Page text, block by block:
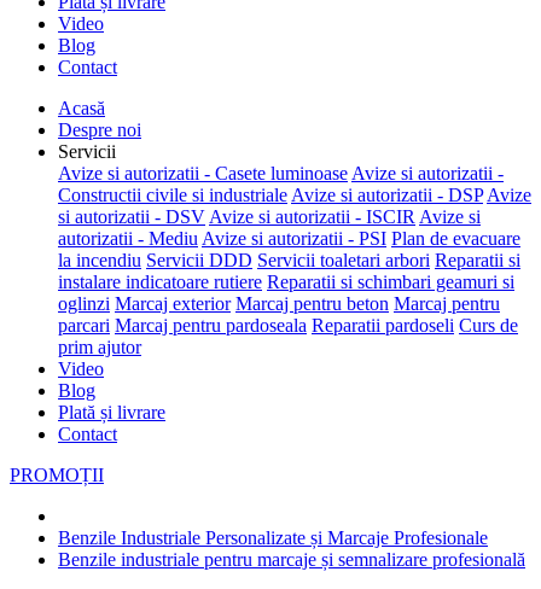
Video
Blog
Contact
Acasă
Despre noi
Servicii
Avize si autorizatii - Casete luminoase Avize si autorizatii -
Constructii civile si industriale Avize si autorizatii - DSP Avize
si autorizatii - DSV Avize si autorizatii - ISCIR Avize si
autorizatii - Mediu Avize si autorizatii - PSI Plan de evacuare
la incendiu Servicii DDD Servicii toaletari arbori Reparatii si
instalare indicatoare rutiere Reparatii si schimbari geamuri si
oglinzi Marcaj exterior Marcaj pentru beton Marcaj pentru
parcari Marcaj pentru pardoseala Reparatii pardoseli Curs de
prim ajutor
Video
Blog
Plată și livrare
Contact
PROMOȚII
Benzile Industriale Personalizate și Marcaje Profesionale
Benzile industriale pentru marcaje și semnalizare profesională